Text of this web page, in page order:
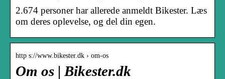
2.674 personer har allerede anmeldt Bikester. Læs
om deres oplevelse, og del din egen.
http s://www.bikester.dk › om-os
Om os | Bikester.dk